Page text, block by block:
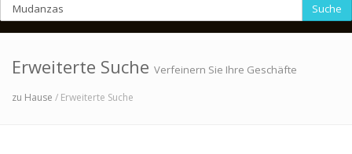
Suche
Erweiterte Suche Verfeinern Sie Ihre Geschäfte
zu Hause / Erweiterte Suche